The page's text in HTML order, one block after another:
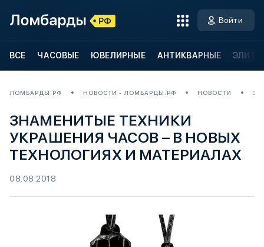
Войти
ВСЕ ЧАСОВЫЕ ЮВЕЛИРНЫЕ АНТИКВАРНЫЕ
ЛОМБАРДЫ.РФ НОВОСТИ - ЛОМБАРДЫ.РФ НОВОСТИ
ЗНАМЕНИТЫЕ ТЕХНИКИ
УКРАШЕНИЯ ЧАСОВ – В НОВЫХ
ТЕХНОЛОГИЯХ И МАТЕРИАЛАХ
08.08.2018